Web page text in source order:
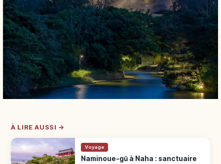
À LIRE AUSSI →
Voyage
Naminoue-gū à Naha : sanctuaire